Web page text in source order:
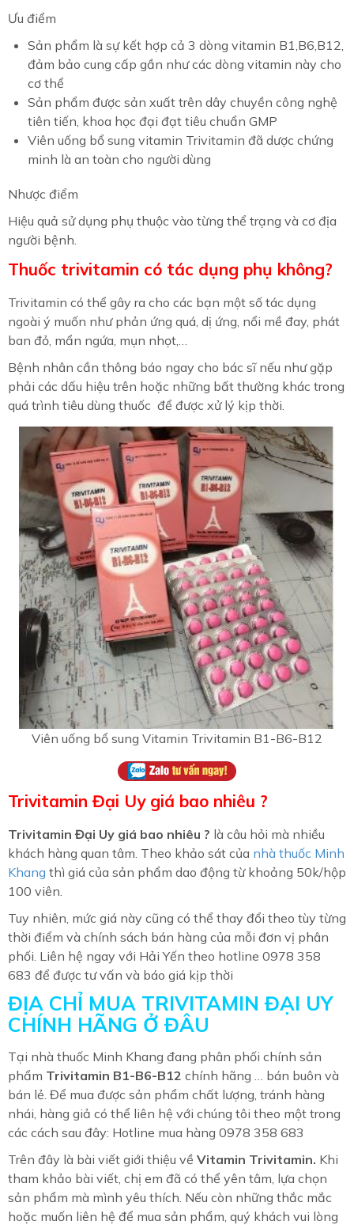
Ưu điểm
Sản phẩm là sự kết hợp cả 3 dòng vitamin B1,B6,B12,
đảm bảo cung cấp gần như các dòng vitamin này cho
cơ thể
Sản phẩm được sản xuất trên dây chuyền công nghệ
tiên tiến, khoa học đại đạt tiêu chuẩn GMP
Viên uống bổ sung vitamin Trivitamin đã dược chứng
minh là an toàn cho người dùng
Nhược điểm
Hiệu quả sử dụng phụ thuộc vào từng thể trạng và cơ địa
người bệnh.
Thuốc trivitamin có tác dụng phụ không?
Trivitamin có thể gây ra cho các bạn một số tác dụng
ngoài ý muốn như phản ứng quá, dị ứng, nổi mề đay, phát
ban đỏ, mẩn ngứa, mụn nhọt,…
Bệnh nhân cần thông báo ngay cho bác sĩ nếu như gặp
phải các dấu hiệu trên hoặc những bất thường khác trong
quá trình tiêu dùng thuốc để được xử lý kịp thời.
Viên uống bổ sung Vitamin Trivitamin B1-B6-B12
Trivitamin Đại Uy giá bao nhiêu ?
Trivitamin Đại Uy giá bao nhiêu ? là câu hỏi mà nhiều
khách hàng quan tâm. Theo khảo sát của nhà thuốc Minh
Khang thì giá của sản phẩm dao động từ khoảng 50k/hộp
100 viên.
Tuy nhiên, mức giá này cũng có thể thay đổi theo tùy từng
thời điểm và chính sách bán hàng của mỗi đơn vị phân
phối. Liên hệ ngay với Hải Yến theo hotline 0978 358
683 để được tư vấn và báo giá kịp thời
ĐỊA CHỈ MUA TRIVITAMIN ĐẠI UY
CHÍNH HÃNG Ở ĐÂU
Tại nhà thuốc Minh Khang đang phân phối chính sản
phẩm Trivitamin B1-B6-B12 chính hãng … bán buôn và
bán lẻ. Để mua được sản phẩm chất lượng, tránh hàng
nhái, hàng giả có thể liên hệ với chúng tôi theo một trong
các cách sau đây: Hotline mua hàng 0978 358 683
Trên đây là bài viết giới thiệu về Vitamin Trivitamin. Khi
tham khảo bài viết, chị em đã có thể yên tâm, lựa chọn
sản phẩm mà mình yêu thích. Nếu còn những thắc mắc
hoặc muốn liên hệ để mua sản phẩm, quý khách vui lòng